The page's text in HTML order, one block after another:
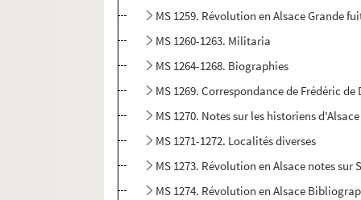
MS 1259. Révolution en Alsace Grande
MS 1260-1263. Militaria
MS 1264-1268. Biographies
MS 1269. Correspondance de Frédéric de
MS 1270. Notes sur les historiens
MS 1271-1272. Localités diverses
MS 1273. Révolution en Alsace notes sur
MS 1274. Révolution en Alsace